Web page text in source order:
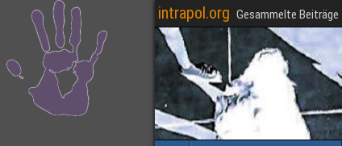
intrapol.org Gesammelte